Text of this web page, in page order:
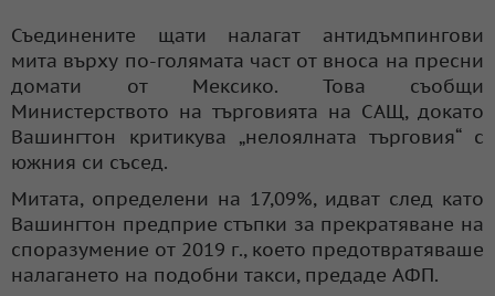
Съединените щати налагат антидъмпингови
мита върху по-голямата част от вноса на пресни
домати от Мексико. Това съобщи
Министерството на търговията на САЩ, докато
Вашингтон критикува „нелоялната търговия“ с
южния си съсед.
Митата, определени на 17,09%, идват след като
Вашингтон предприе стъпки за прекратяване на
споразумение от 2019 г., което предотвратяваше
налагането на подобни такси, предаде АФП.